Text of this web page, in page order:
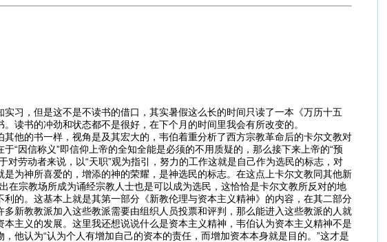
习，但是这不是不读书的借口，其实暑假这么长的时间只读了一本《万历十五
读书的冲劲和状态都不是很好，在下个月的时间里我会有所改变的。
他的书一样，视角是及其宏大的，韦伯着重分析了西方宗教革命后的卡尔文教对
“因信称义”即信仰上帝的全知全能是必须的不用质疑的，那么接下来上帝的“预
劳动者来说，以“天职”观为指引，努力的工作这就是自己作为选民的标志，对
为神所喜爱的，增添的神的荣耀，是神选民的标志。在这点上卡尔文教同其他新
在宗教场所成为诵经宗教人士也是可以成为选民，这恰恰是卡尔文教所反对的地
的。这基本上就是其第一部分《新教伦理与资本主义精神》的内容，在其二部分
新教教派加入这些教派需要由组织人员投票和评判，那么能进入这些教派的人就
主义的发展。这里我还想说说什么是资本主义精神，韦伯认为资本主义精神不是
他认为“认为个人有增加自己的资本的责任，而增加资本本身就是目的。”这才是